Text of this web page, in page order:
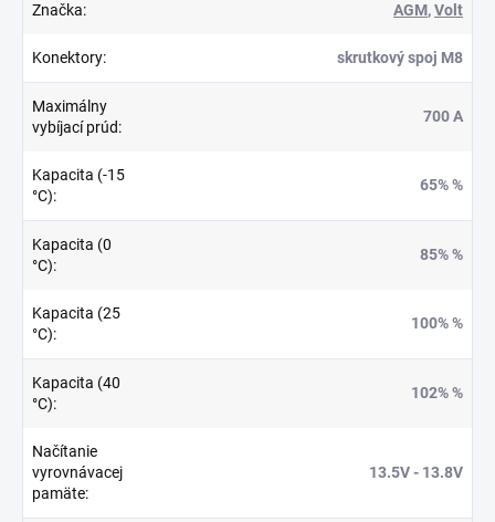
Značka: AGM,Volt
Konektory: skrutkový spoj M8
Maximálny
vybíjací prúd:
700 A
Kapacita (-15
°C):
65% %
Kapacita (0
°C):
85% %
Kapacita (25
°C):
100% %
Kapacita (40
°C):
102% %
Načítanie
vyrovnávacej
pamäte:
13.5V - 13.8V